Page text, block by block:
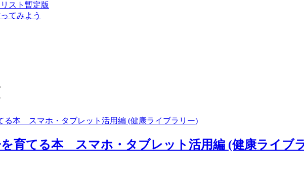
スト暫定版
てみよう
を育てる本 スマホ・タブレット活用編 (健康ライブ